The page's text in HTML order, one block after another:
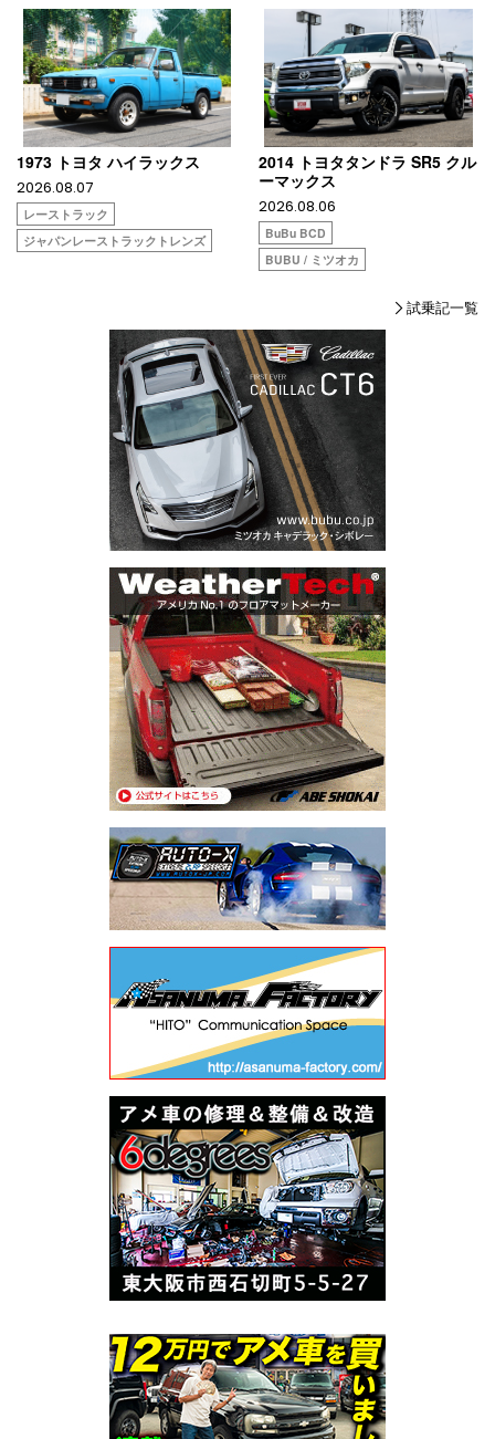
1973 トヨタ ハイラックス
2026.08.07
レーストラック
ジャパンレーストラックトレンズ
2014 トヨタタンドラ SR5 クル
ーマックス
2026.08.06
BuBu BCD
BUBU / ミツオカ
試乗記一覧